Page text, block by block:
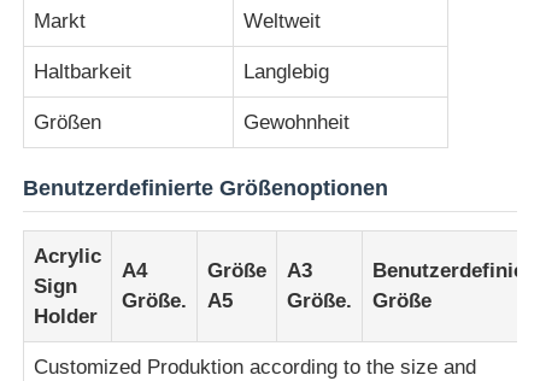
Kontakt
Alle Fälle
Blog
Referenzen
Markt Weltweit
Haltbarkeit Langlebig
Größen Gewohnheit
Benutzerdefinierte Größenoptionen
Acrylic
Sign
Holder
A4
Größe.
Größe
A5
A3
Größe.
Größe
Customized Produktion according to the size and